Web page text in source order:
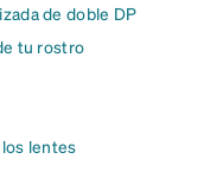
de doble DP
tu rostro
lentes